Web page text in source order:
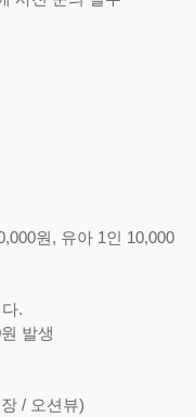
원, 유아 1인 10,000
.
발생
/ 오션뷰)